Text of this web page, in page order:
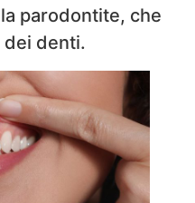
parodontite, che
dei denti.